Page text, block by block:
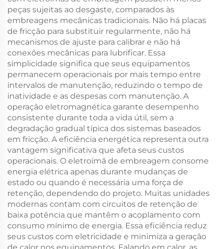
peças sujeitas ao desgaste, comparados às
embreagens mecânicas tradicionais. Não há placas
de fricção para substituir regularmente, não há
mecanismos de ajuste para calibrar e não há
conexões mecânicas para lubrificar. Essa
simplicidade significa que seus equipamentos
permanecem operacionais por mais tempo entre
intervalos de manutenção, reduzindo o tempo de
inatividade e as despesas com manutenção. A
operação eletromagnética garante desempenho
consistente durante toda a vida útil, sem a
degradação gradual típica dos sistemas baseados
em fricção. A eficiência energética representa outra
vantagem significativa que afeta seus custos
operacionais. O eletroímã de embreagem consome
energia elétrica apenas durante mudanças de
estado ou quando é necessária uma força de
retenção, dependendo do projeto. Muitas unidades
modernas contam com circuitos de retenção de
baixa potência que mantêm o acoplamento com
consumo mínimo de energia. Essa eficiência reduz
seus custos com eletricidade e minimiza a geração